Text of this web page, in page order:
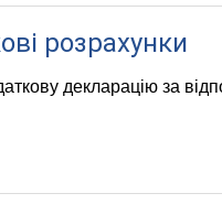
розрахунки
декларацію за